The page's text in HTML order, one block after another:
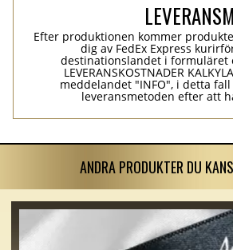
Efter produktionen kommer
dig av FedEx Express
destinationslandet i formuläret
LEVERANSKOSTNADER
meddelandet "INFO", i detta
leveransmetoden efter att
ANDRA PRODUKTER DU